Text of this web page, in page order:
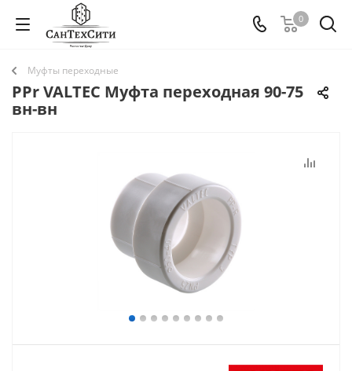
0
Муфты переходные
PPr VALTEC Муфта переходная 90-75
вн-вн